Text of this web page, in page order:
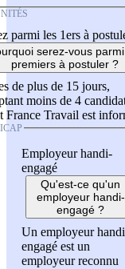
parmi les 1ers à
serez-vous
premiers à postuler ?
de plus de 15 jours,
moins de 4
France Travail est
Employeur handi-
engagé
Qu'est-ce qu'un
employeur handi-
engagé ?
Un employeur
engagé est un
employeur reconnu